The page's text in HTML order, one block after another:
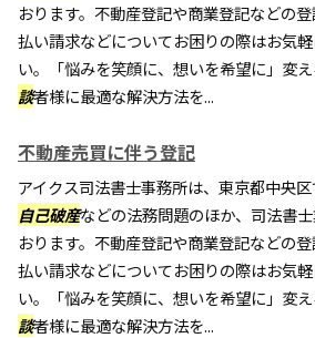
おります。不動産登記や商業登記などの
払い請求などについてお困りの際はお気
い。「悩みを笑顔に、想いを希望に」変
談者様に最適な解決方法を...
不動産売買に伴う登記
アイクス司法書士事務所は、東京都中央区
自己破産などの法務問題のほか、司法書
おります。不動産登記や商業登記などの
払い請求などについてお困りの際はお気
い。「悩みを笑顔に、想いを希望に」変
談者様に最適な解決方法を...